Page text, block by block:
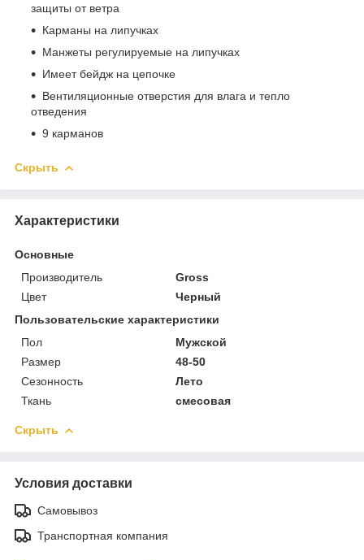
защиты от ветра
Карманы на липучках
Манжеты регулируемые на липучках
Имеет бейдж на цепочке
Вентиляционные отверстия для влага и тепло
отведения
9 карманов
Скрыть
Характеристики
Основные
Производитель
Gross
Цвет
Черный
Пользовательские характеристики
Пол
Мужской
Размер
48-50
Сезонность
Лето
Ткань
смесовая
Скрыть
Условия доставки
Самовывоз
Транспортная компания